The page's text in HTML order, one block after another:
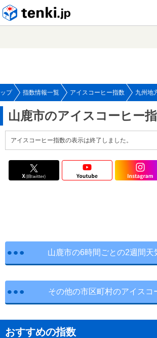
プ 指数情報一覧 アイスコーヒー指数 九州地
山鹿市のアイスコーヒー
アイスコーヒー指数の表示は終了しました。
山鹿市の6時間ごとの2週間天
その他の市区町村のアイスコ
おすすめの指数